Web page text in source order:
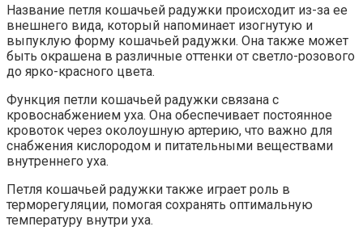
Название петля кошачьей радужки происходит из-за ее
внешнего вида, который напоминает изогнутую и
выпуклую форму кошачьей радужки. Она также может
быть окрашена в различные оттенки от светло-розового
до ярко-красного цвета.
Функция петли кошачьей радужки связана с
кровоснабжением уха. Она обеспечивает постоянное
кровоток через околоушную артерию, что важно для
снабжения кислородом и питательными веществами
внутреннего уха.
Петля кошачьей радужки также играет роль в
терморегуляции, помогая сохранять оптимальную
температуру внутри уха.